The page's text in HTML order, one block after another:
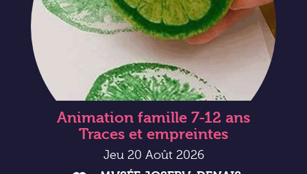
Animation famille 7-12 ans
Traces et empreintes
Jeu 20 Août 2026